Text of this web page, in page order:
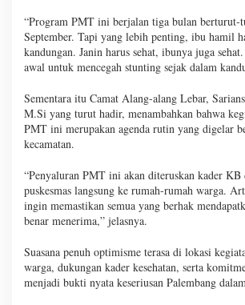
“Program PMT ini berjalan tiga bulan berturut-
September. Tapi yang lebih penting, ibu hamil
kandungan. Janin harus sehat, ibunya juga
awal untuk mencegah stunting sejak dalam
Sementara itu Camat Alang-alang Lebar,
M.Si yang turut hadir, menambahkan bahwa
PMT ini merupakan agenda rutin yang digelar
kecamatan.
“Penyaluran PMT ini akan diteruskan kader KB
puskesmas langsung ke rumah-rumah warga.
ingin memastikan semua yang berhak
benar menerima,” jelasnya.
Suasana penuh optimisme terasa di lokasi
warga, dukungan kader kesehatan, serta
menjadi bukti nyata keseriusan Palembang